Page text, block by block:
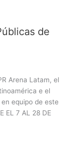
de
Arena Latam, el
e el
equipo de este
EL 7 AL 28 DE